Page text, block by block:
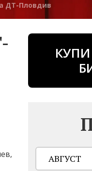
ДТ-Пловдив
АВГУСТ